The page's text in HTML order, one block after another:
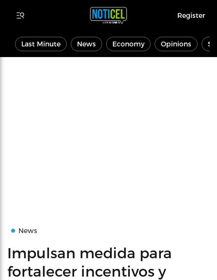
Register
Last Minute News Economy Opinions
News
Impulsan medida para
fortalecer incentivos y